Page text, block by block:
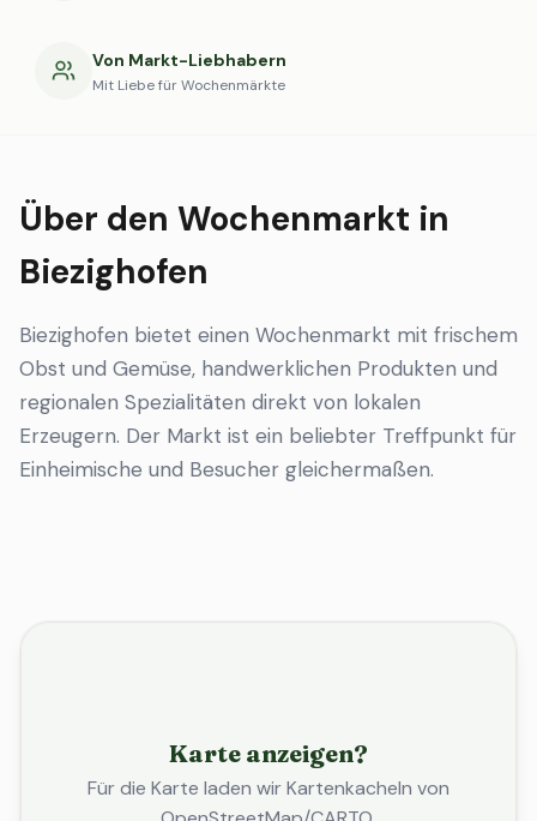
Von Markt-Liebhabern
Mit Liebe für Wochenmärkte
Über den Wochenmarkt in
Biezighofen
Biezighofen bietet einen Wochenmarkt mit frischem
Obst und Gemüse, handwerklichen Produkten und
regionalen Spezialitäten direkt von lokalen
Erzeugern. Der Markt ist ein beliebter Treffpunkt für
Einheimische und Besucher gleichermaßen.
Karte anzeigen?
Für die Karte laden wir Kartenkacheln von